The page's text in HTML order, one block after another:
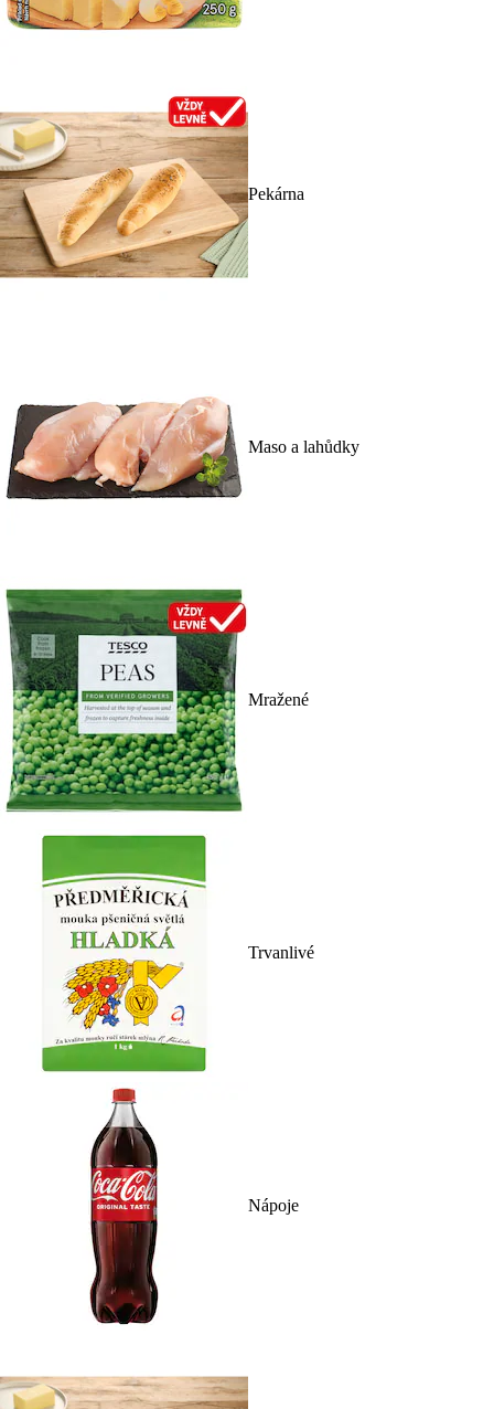
Pekárna
Maso a lahůdky
Mražené
Trvanlivé
Nápoje